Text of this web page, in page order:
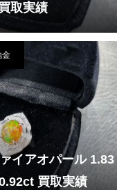
取実績
金
イアオパール 1.83
買取実績